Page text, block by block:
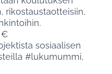
rikostaustaotteisiin,
€
sosiaalisen
#lukumummi,